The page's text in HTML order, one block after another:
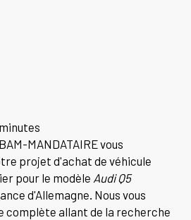
MANDATAIRE vous
projet d'achat de véhicule
pour le modèle Audi Q5
d'Allemagne. Nous vous
complète allant de la recherche